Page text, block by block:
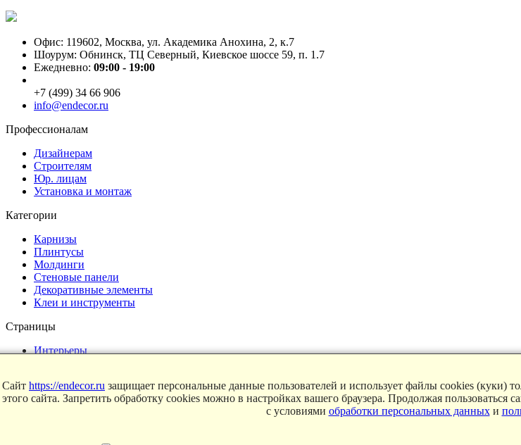
Офис: 119602, Москва, ул. Академика Анохина, 2, к.7
Шоурум: Обнинск, ТЦ Северный, Киевское шоссе 59, п. 1.7
Ежедневно: 09:00 - 19:00
+7 (499) 34 66 906
info@endecor.ru
Профессионалам
Дизайнерам
Строителям
Юр. лицам
Установка и монтаж
Категории
Карнизы
Плинтусы
Молдинги
Стеновые панели
Декоративные элементы
Клеи и инструменты
Страницы
Интерьеры
О компании
Сайт https://endecor.ru защищает персональные данные пользователей и использует файлы cookies (куки)
этого сайта. Запретить обработку cookies можно в настройках вашего браузера. Продолжая
с условиями обработки персональных данныхи